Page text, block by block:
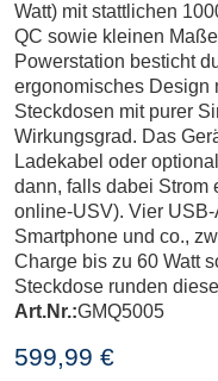
Watt) mit stattlichen
QC sowie kleinen
Powerstation besticht
ergonomisches Design
Steckdosen mit purer
Wirkungsgrad. Das
Ladekabel oder
dann, falls dabei Strom
online-USV). Vier
Smartphone und co.,
Charge bis zu 60 Watt
Steckdose runden
Art.Nr.:GMQ5005
599,99 €